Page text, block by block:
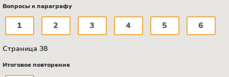
Вопросы к параграфу
1 2 3 4 5 6
Страница 38
Итоговое повторение